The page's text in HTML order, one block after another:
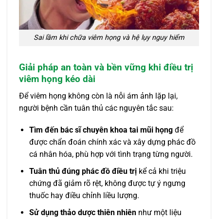
Sai lầm khi chữa viêm họng và hệ lụy nguy hiểm
Giải pháp an toàn và bền vững khi điều trị
viêm họng kéo dài
Để viêm họng không còn là nỗi ám ảnh lặp lại,
người bệnh cần tuân thủ các nguyên tắc sau:
Tìm đến bác sĩ chuyên khoa tai mũi họngđể
được chẩn đoán chính xác và xây dựng phác đồ
cá nhân hóa, phù hợp với tình trạng từng người.
Tuân thủ đúng phác đồ điều trịkể cả khi triệu
chứng đã giảm rõ rệt, không được tự ý ngưng
thuốc hay điều chỉnh liều lượng.
Sử dụng thảo dược thiên nhiênnhư một liệu